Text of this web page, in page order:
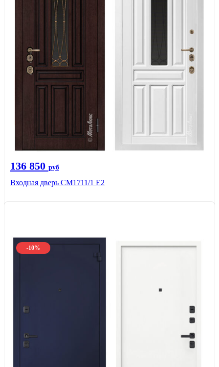
136 850 руб
Входная дверь CМ1711/1 Е2
-10%